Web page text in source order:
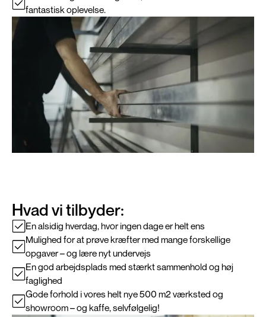
fantastisk oplevelse.
Hvad vi tilbyder:
En alsidig hverdag, hvor ingen dage er helt ens
Mulighed for at prøve kræfter med mange forskellige
opgaver – og lære nyt undervejs
En god arbejdsplads med stærkt sammenhold og høj
faglighed
Gode forhold i vores helt nye 500 m2 værksted og
showroom – og kaffe, selvfølgelig!